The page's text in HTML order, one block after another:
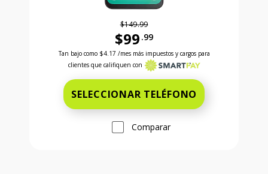
$149.99
$99 .99
Antes el precio era 149 dollars and 99 cents
Tan bajo como $4.17 /mes más impuestos y cargos para
clientes que califiquen con
SELECCIONAR TELÉFONO
Comparar